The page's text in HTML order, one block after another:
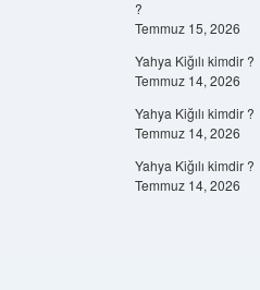
?
Temmuz 15, 2026
Yahya Kiğılı kimdir ?
Temmuz 14, 2026
Yahya Kiğılı kimdir ?
Temmuz 14, 2026
Yahya Kiğılı kimdir ?
Temmuz 14, 2026